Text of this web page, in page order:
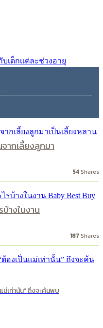
ายุ
131Shares
ากเลี้ยงลูกมา
54Shares
างในงาน
187Shares
เท่านั้น” ถึงจะค้นพบ